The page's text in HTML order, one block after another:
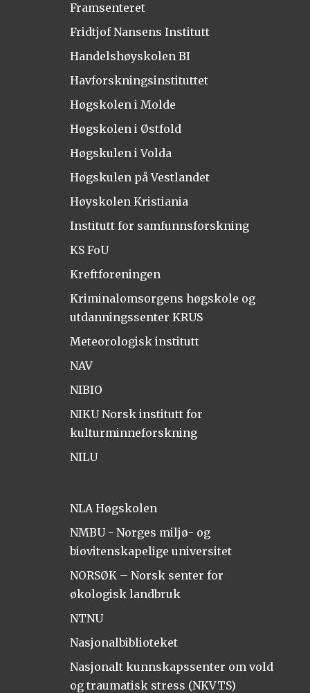
Framsenteret
Fridtjof Nansens Institutt
Handelshøyskolen BI
Havforskningsinstituttet
Høgskolen i Molde
Høgskolen i Østfold
Høgskulen i Volda
Høgskulen på Vestlandet
Høyskolen Kristiania
Institutt for samfunnsforskning
KS FoU
Kreftforeningen
Kriminalomsorgens høgskole og
utdanningssenter KRUS
Meteorologisk institutt
NAV
NIBIO
NIKU Norsk institutt for
kulturminneforskning
NILU
NLA Høgskolen
NMBU - Norges miljø- og
biovitenskapelige universitet
NORSØK – Norsk senter for
økologisk landbruk
NTNU
Nasjonalbiblioteket
Nasjonalt kunnskapssenter om vold
og traumatisk stress (NKVTS)